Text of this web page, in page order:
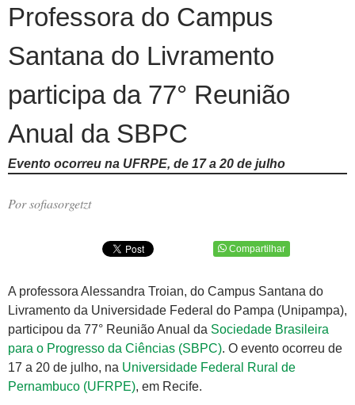
Professora do Campus
Santana do Livramento
participa da 77° Reunião
Anual da SBPC
Evento ocorreu na UFRPE, de 17 a 20 de julho
Por sofiasorgetzt
Compartilhar
A professora Alessandra Troian, do Campus Santana do
Livramento da Universidade Federal do Pampa (Unipampa),
participou da 77° Reunião Anual da Sociedade Brasileira
para o Progresso da Ciências (SBPC). O evento ocorreu de
17 a 20 de julho, na Universidade Federal Rural de
Pernambuco (UFRPE), em Recife.